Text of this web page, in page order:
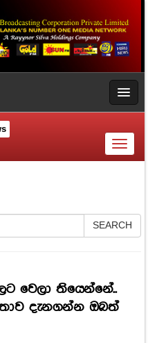
Toggle
SEARCH
වෙලා තියෙන්නේ..
දැනගන්න ඔබත්